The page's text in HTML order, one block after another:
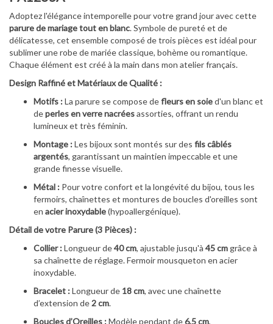
Adoptez l'élégance intemporelle pour votre grand jour avec cette
parure de mariage tout en blanc. Symbole de pureté et de
délicatesse, cet ensemble composé de trois pièces est idéal pour
sublimer une robe de mariée classique, bohème ou romantique.
Chaque élément est créé à la main dans mon atelier français.
Design Raffiné et Matériaux de Qualité :
Motifs :La parure se compose defleurs en soied'un blanc et
deperles en verre nacréesassorties, offrant un rendu
lumineux et très féminin.
Montage :Les bijoux sont montés sur des fils câblés
argentés, garantissant un maintien impeccable et une
grande finesse visuelle.
Métal : Pour votre confort et la longévité du bijou, tous les
fermoirs, chaînettes et montures de boucles d'oreilles sont
en acier inoxydable(hypoallergénique).
Détail de votre Parure (3 Pièces) :
Collier :Longueur de40 cm, ajustable jusqu'à 45 cm grâce à
sa chaînette de réglage. Fermoir mousqueton en acier
inoxydable.
Bracelet :Longueur de 18 cm, avec une chaînette
d’extension de2 cm.
Boucles d’Oreilles :Modèle pendant de6,5 cm,